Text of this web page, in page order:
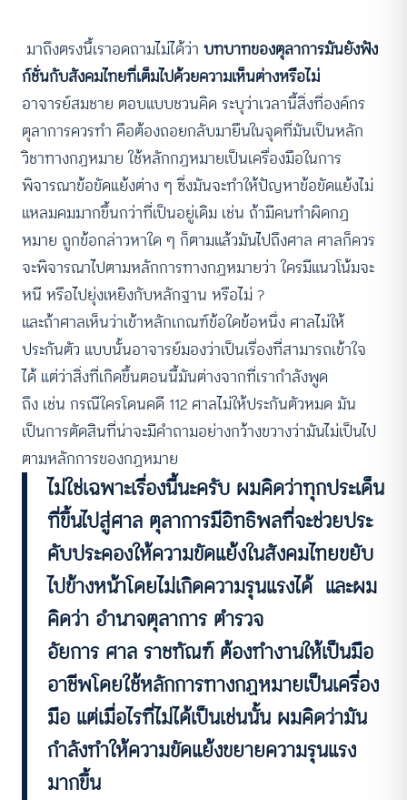
มาถึงตรงนี้เราอดถามไม่ได้ว่า บทบาทของตุลาการมันยังฟัง
ก์ชั่นกับสังคมไทยที่เต็มไปด้วยความเห็นต่างหรือไม่
อาจารย์สมชาย ตอบแบบชวนคิด ระบุว่าเวลานี้สิ่งที่องค์กร
ตุลาการควรทำ คือต้องถอยกลับมายืนในจุดที่มันเป็นหลัก
วิชาทางกฏหมาย ใช้หลักกฏหมายเป็นเครื่องมือในการ
พิจารณาข้อขัดแย้งต่าง ๆ ซึ่งมันจะทำให้ปัญหาข้อขัดแย้งไม่
แหลมคมมากขึ้นกว่าที่เป็นอยู่เดิม เช่น ถ้ามีคนทำผิดกฏ
หมาย ถูกข้อกล่าวหาใด ๆ ก็ตามแล้วมันไปถึงศาล ศาลก็ควร
จะพิจารณาไปตามหลักการทางกฏหมายว่า ใครมีแนวโน้มจะ
หนี หรือไปยุ่งเหยิงกับหลักฐาน หรือไม่ ?
และถ้าศาลเห็นว่าเข้าหลักเกณฑ์ข้อใดข้อหนึ่ง ศาลไม่ให้
ประกันตัว แบบนั้นอาจารย์มองว่าเป็นเรื่องที่สามารถเข้าใจ
ได้ แต่ว่าสิ่งที่เกิดขึ้นตอนนี้มันต่างจากที่เรากำลังพูด
ถึง เช่น กรณีใครโดนคดี 112 ศาลไม่ให้ประกันตัวหมด มัน
เป็นการตัดสินที่น่าจะมีคำถามอย่างกว้างขวางว่ามันไม่เป็นไป
ตามหลักการของกฏหมาย
ไม่ใช่เฉพาะเรื่องนี้นะครับ ผมคิดว่าทุกประเด็น
ที่ขึ้นไปสู่ศาล ตุลาการมีอิทธิพลที่จะช่วยประ
คับประคองให้ความขัดแย้งในสังคมไทยขยับ
ไปข้างหน้าโดยไม่เกิดความรุนแรงได้ และผม
คิดว่า อำนาจตุลาการ ตำรวจ
อัยการ ศาล ราชทัณฑ์ ต้องทำงานให้เป็นมือ
อาชีพโดยใช้หลักการทางกฏหมายเป็นเครื่อง
มือ แต่เมื่อไรที่ไม่ได้เป็นเช่นนั้น ผมคิดว่ามัน
กำลังทำให้ความขัดแย้งขยายความรุนแรง
มากขึ้น